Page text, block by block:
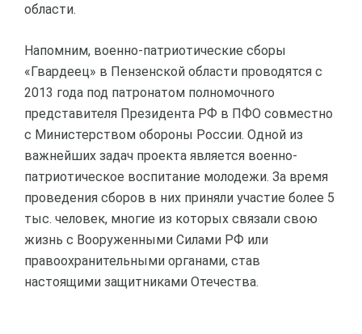
области.
Напомним, военно-патриотические сборы
«Гвардеец» в Пензенской области проводятся с
2013 года под патронатом полномочного
представителя Президента РФ в ПФО совместно
с Министерством обороны России. Одной из
важнейших задач проекта является военно-
патриотическое воспитание молодежи. За время
проведения сборов в них приняли участие более 5
тыс. человек, многие из которых связали свою
жизнь с Вооруженными Силами РФ или
правоохранительными органами, став
настоящими защитниками Отечества.